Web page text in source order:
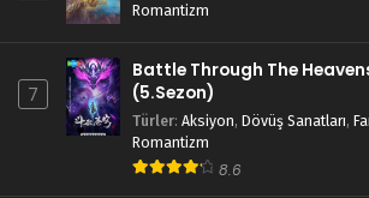
Romantizm
7
Battle Through The
(5.Sezon)
Türler: Aksiyon, Dövüş Sanatları,
Romantizm
8.6